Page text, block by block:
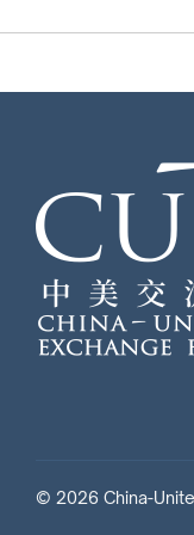
© 2026 China-